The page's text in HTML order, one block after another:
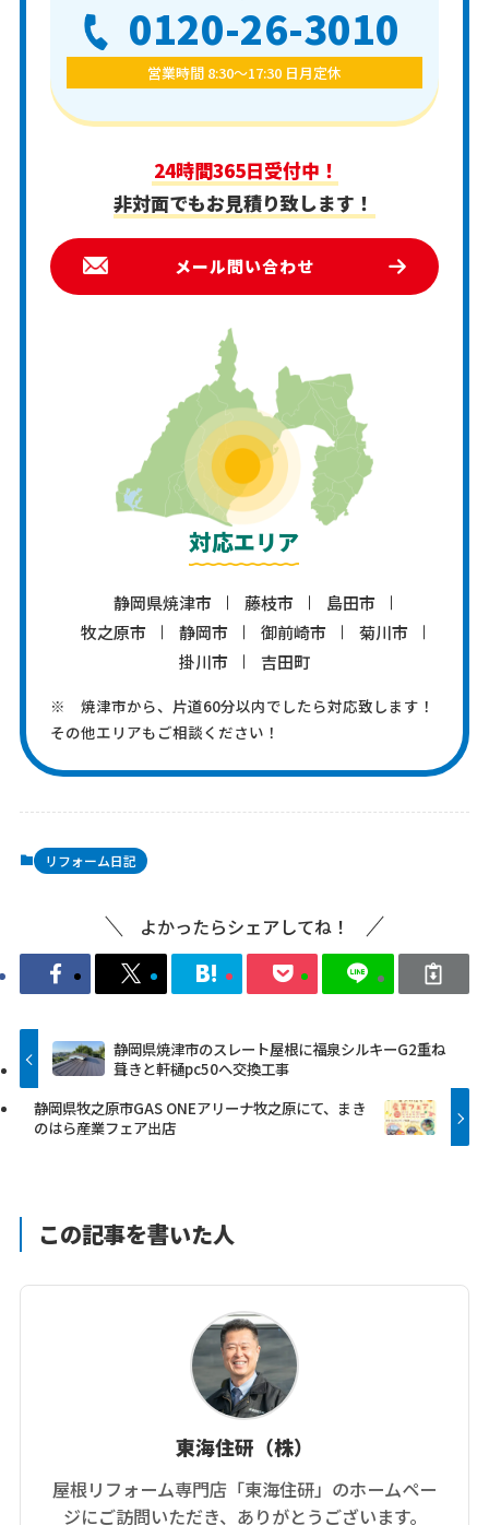
0120-26-3010
営業時間 8:30〜17:30 日月定休
24時間365日受付中！
非対面でもお見積り致します！
メール問い合わせ
対応エリア
静岡県焼津市 藤枝市
島田市
牧之原市
静岡市 御前崎市
菊川市
掛川市
吉田町
※ 焼津市から、片道60分以内でしたら対応致します！
その他エリアもご相談ください！
リフォーム日記
よかったらシェアしてね！
静岡県焼津市のスレート屋根に福泉シルキーG2重ね
葺きと軒樋pc50へ交換工事
静岡県牧之原市GAS ONEアリーナ牧之原にて、まき
のはら産業フェア出店
この記事を書いた人
東海住研（株）
屋根リフォーム専門店「東海住研」のホームペー
ジにご訪問いただき、ありがとうございます。